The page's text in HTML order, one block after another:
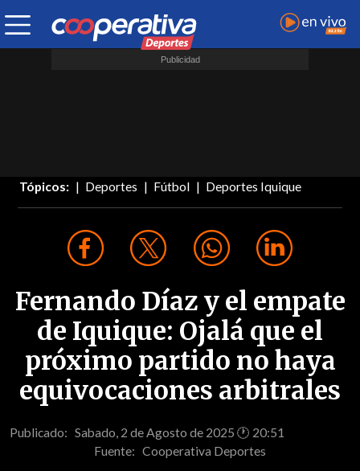
Tópicos: Deportes Fútbol Deportes Iquique
Fernando Díaz y el empate
de Iquique: Ojalá que el
próximo partido no haya
equivocaciones arbitrales
Publicado: Sabado, 2 de Agosto de 2025 🕐 20:51
Fuente: Cooperativa Deportes